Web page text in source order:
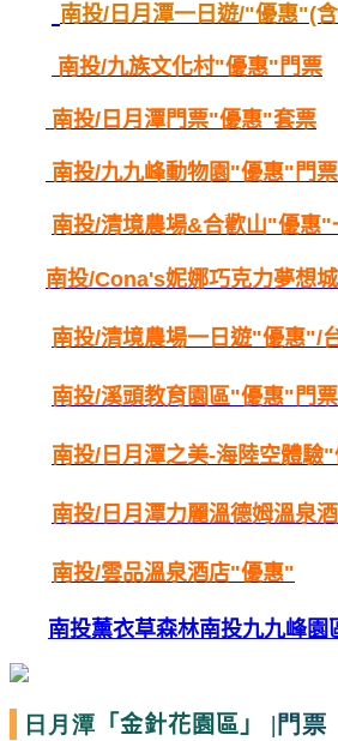
南投/日月潭一日遊/"優惠"(
南投/九族文化村"優惠"門票
南投/ 日月潭門票"優惠"套票
南投/九九峰動物園"優惠"門票
南投/清境農場&合歡山"優惠"
南投/Cona's妮娜巧克力夢想
南投/清境農場一日遊"優惠"/
南投/溪頭教育園區"優惠"門票
南投/ 日月潭之美-海陸空體驗
南投/ 日月潭力麗溫德姆溫泉
南投/雲品溫泉酒店"優惠"
南投薰衣草森林南投九九峰
日月潭 「金針花園區」 |門票